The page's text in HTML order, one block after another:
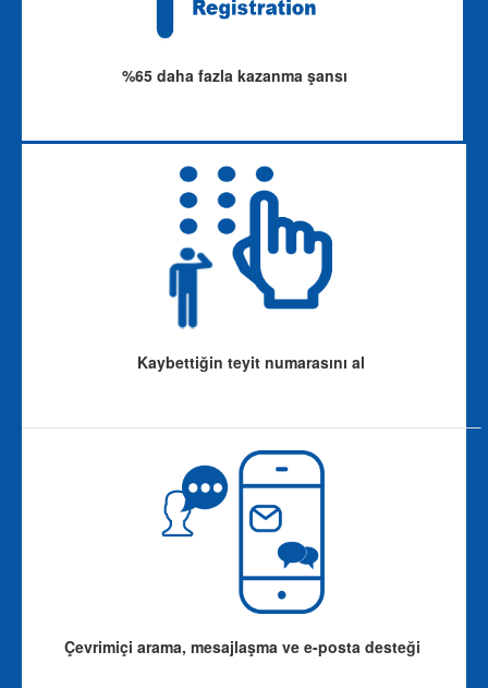
%65 daha fazla kazanma şansı
Kaybettiğin teyit numarasını al
Çevrimiçi arama, mesajlaşma ve e-posta desteği